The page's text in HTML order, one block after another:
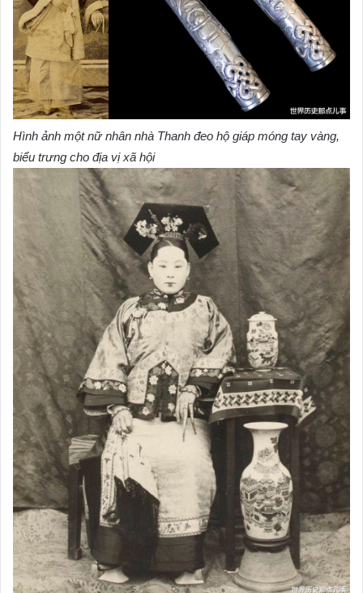
Hình ảnh một nữ nhân nhà Thanh đeo hộ giáp móng tay vàng,
biểu trưng cho địa vị xã hội